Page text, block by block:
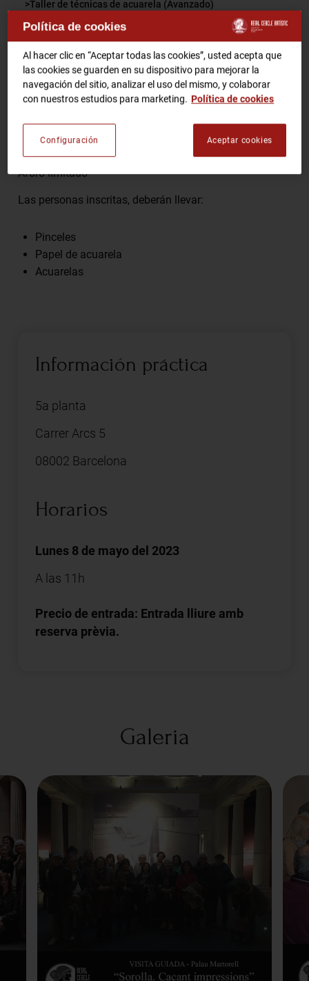
Gastronomic Experience 360º
Entradas Eventos
Taller de técnicas de acuarela (Avanzado)
Comparte
Inscripciones en info@reialcercleartistic.cat
Aforo limitado
Las personas inscritas, deberán llevar:
Pinceles
Papel de acuarela
Acuarelas
Información práctica
5a planta
Carrer Arcs 5
08002 Barcelona
Horarios
Lunes 8 de mayo del 2023
A las 11h
Precio de entrada: Entrada lliure amb
reserva prèvia.
Galeria
Política de cookies
Al hacer clic en “Aceptar todas las cookies”, usted acepta que
las cookies se guarden en su dispositivo para mejorar la
navegación del sitio, analizar el uso del mismo, y colaborar
con nuestros estudios para marketing. Política de cookies
Aceptar cookies
Configuración